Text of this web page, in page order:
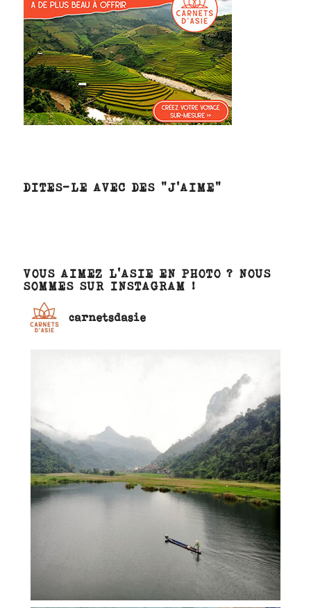
DITES-LE AVEC DES “J’AIME”
VOUS AIMEZ L’ASIE EN PHOTO ? NOUS
SOMMES SUR INSTAGRAM !
carnetsdasie